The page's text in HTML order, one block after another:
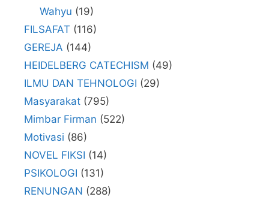
Wahyu (19)
FILSAFAT (116)
GEREJA (144)
HEIDELBERG CATECHISM (49)
ILMU DAN TEHNOLOGI (29)
Masyarakat (795)
Mimbar Firman (522)
Motivasi (86)
NOVEL FIKSI (14)
PSIKOLOGI (131)
RENUNGAN (288)